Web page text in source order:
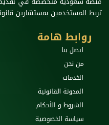
تربط المستخدمين بمستشارين
روابط هامة
اتصل بنا
من نحن
الخدمات
المدونة القانونية
الشروط و الأحكام
سياسة الخصوصية